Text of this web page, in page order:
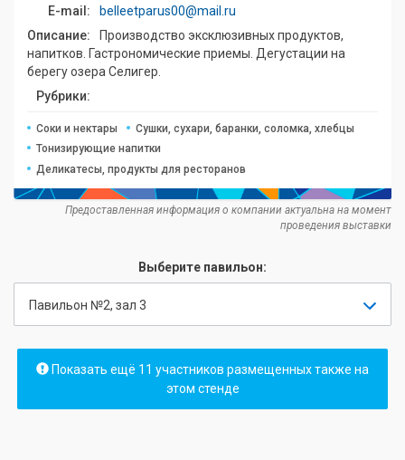
E-mail:
belleetparus00@mail.ru
Описание:
Производство эксклюзивных продуктов,
напитков. Гастрономические приемы. Дегустации на
берегу озера Селигер.
Рубрики:
Соки и нектары
Сушки, сухари, баранки, соломка, хлебцы
Тонизирующие напитки
Деликатесы, продукты для ресторанов
Предоставленная информация о компании актуальна на момент
проведения выставки
Выберите павильон:
Павильон №2, зал 3
Показать ещё 11 участников размещенных также на
этом стенде